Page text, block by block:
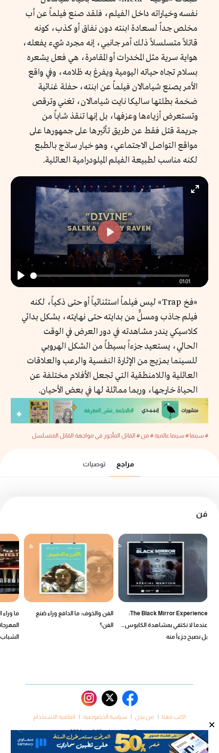
نفسه وخياراته داخل الفيلم، فلقد صنع فيلماً عن أب
مخلص جداً لسعادة ابنته دون نفاق أو كذب، كونه
قاتلاً متسلسلاً ذلك أمر جانبي، إنه مجرد شيء يفعله،
هواية سرية مثل المخدرات أو المقامرة، هي فعل يشعره
بسلام تجاه حياته اليومية ويفرغ به ظلامه، وفي واقع
الأمر يصنع شيامالان فيلماً عن ابنته، حفلة غنائية
ضخمة بطلتها ساليكا نايت شيامالان، تغني وترقص
وتستعرض أزياءها وعزفها، بل إنها تنقذ شاباً من
جريمة قتل فقط عن طريق تأثيرها على جمهورها على
مواقع التواصل الاجتماعي، وهو خيار ساذج بالطبع
لكنه مناسب لطبيعة الفيلم الميلودرامية العائلية.
Play
01:01
Play
«فخ Trap» ليس فيلماً استثنائياً أو حتى ذكياً، لكنه
فيلم جاذب ومسلٍّ من بدايته حتى نهايته، بشكل بدائي
كلاسيكي يندر مشاهدته في دور العرض في الوقت
الحالي، يستعيد جزءاً بسيطاً من الشكل الهروبي
للسينما بمزيج من الإثارة النفسية والرعب والعلاقات
العائلية واللامنطقية التي تجعل الأفلام مختلفة عن
الحياة خارجها، وربما مماثلة لها في بعض الأحيان.
×
# سينما # سينما عالمية# فن# القاتل المأجور في مواجهة القاتل المتسلسل
مراجع توصيات
فن
The Black Mirror Experience:
عندما لا نكتفي بمشاهدة الكابوس…
بل نصبح جزءاً منه
الفن والخوف: ما الدافع وراء صُنع
الفن؟
ما وراء
الشباب
اكتب معنا من نحن سياسة الخصوصية اتفاقية الاستخدام
جميع الحقوق محفوظة كروم 2024